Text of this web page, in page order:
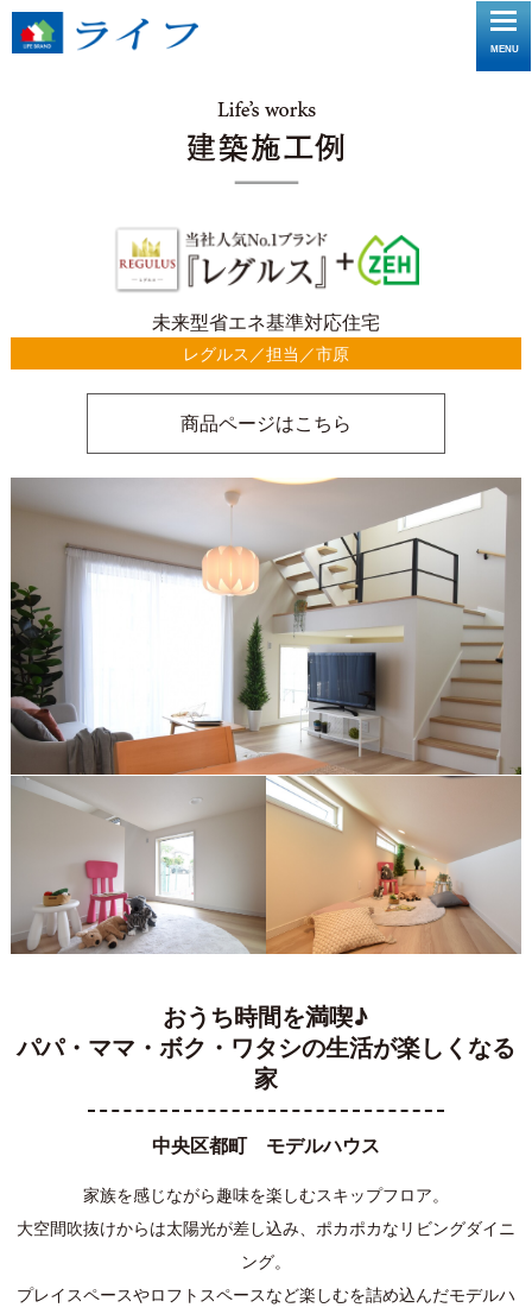
toggle
MENU
未来型省エネ基準対応住宅
レグルス／担当／市原
商品ページはこちら
おうち時間を満喫♪
パパ・ママ・ボク・ワタシの生活が楽しくなる
家
中央区都町 モデルハウス
家族を感じながら趣味を楽しむスキップフロア。
大空間吹抜けからは太陽光が差し込み、ポカポカなリビングダイニ
ング。
プレイスペースやロフトスペースなど楽しむを詰め込んだモデルハ